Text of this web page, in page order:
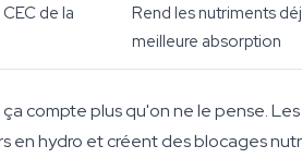
de la
Rend les nutriments
meilleure absorption
compte plus qu'on ne le pense.
hydro et créent des blocages